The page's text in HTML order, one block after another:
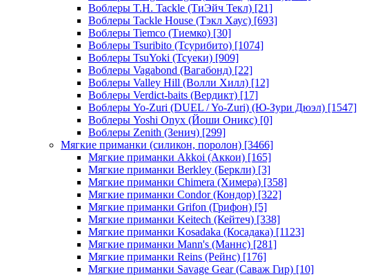
Воблеры T.H. Tackle (ТиЭйч Текл) [21]
Воблеры Tackle House (Тэкл Хаус) [693]
Воблеры Tiemco (Тиемко) [30]
Воблеры Tsuribito (Тсурибито) [1074]
Воблеры TsuYoki (Тсуеки) [909]
Воблеры Vagabond (Вагабонд) [22]
Воблеры Valley Hill (Волли Хилл) [12]
Воблеры Verdict-baits (Вердикт) [17]
Воблеры Yo-Zuri (DUEL / Yo-Zuri) (Ю-Зури Дюэл) [1547]
Воблеры Yoshi Onyx (Йоши Оникс) [0]
Воблеры Zenith (Зенич) [299]
Мягкие приманки (силикон, поролон) [3466]
Мягкие приманки Akkoi (Аккои) [165]
Мягкие приманки Berkley (Беркли) [3]
Мягкие приманки Chimera (Химера) [358]
Мягкие приманки Condor (Кондор) [322]
Мягкие приманки Grifon (Грифон) [5]
Мягкие приманки Keitech (Кейтеч) [338]
Мягкие приманки Kosadaka (Косадака) [1123]
Мягкие приманки Mann's (Маннс) [281]
Мягкие приманки Reins (Рейнс) [176]
Мягкие приманки Savage Gear (Саваж Гир) [10]